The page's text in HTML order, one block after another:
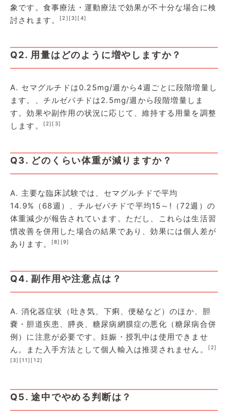
象です。食事療法・運動療法で効果が不十分な場合に検
討されます。
[2] [3] [4]
Q2. 用量はどのように増やしますか？
A. セマグルチドは0.25mg/週から4週ごとに段階増量し
ます。、チルゼパチドは2.5mg/週から段階増量しま
す。効果や副作用の状況に応じて、維持する用量を調整
します。
[2] [3]
Q3. どのくらい体重が減りますか？
A. 主要な臨床試験では、セマグルチドで平均
14.9%（68週）、チルゼパチドで平均15～!（72週）の
体重減少が報告されています。ただし、これらは生活習
慣改善を併用した場合の結果であり、効果には個人差が
あります。
[8] [9]
Q4. 副作用や注意点は？
A. 消化器症状（吐き気、下痢、便秘など）のほか、胆
嚢・胆道疾患、膵炎、糖尿病網膜症の悪化（糖尿病合併
例）に注意が必要です。妊娠・授乳中は使用できませ
ん。また入手方法として個人輸入は推奨されません。
[2]
[3] [11] [12]
Q5. 途中でやめる判断は？